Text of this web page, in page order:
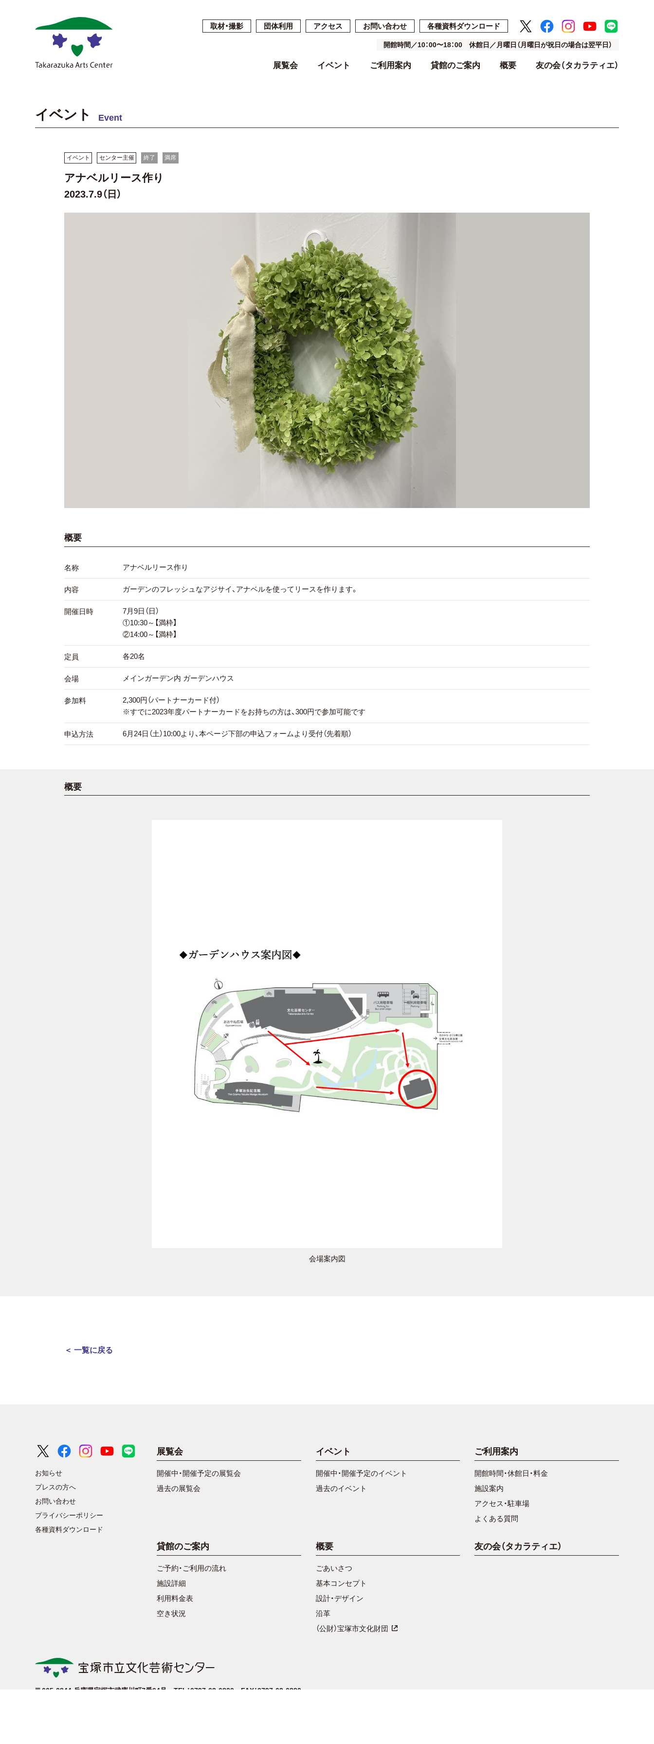
取材・撮影 団体利用 アクセス お問い合わせ 各種資料ダウンロード
開館時間／10：00〜18：00 休館日／月曜日（月曜日が祝日の場合は翌平日）
展覧会 イベント ご利用案内 貸館のご案内 概要 友の会（タカラティエ）
イベント Event
イベント センター主催 終了 満席
アナベルリース作り
2023.7.9（日）
概要
名称 アナベルリース作り
内容 ガーデンのフレッシュなアジサイ、アナベルを使ってリースを作ります。
開催日時
7月9日（日）
①10:30～【満枠】
②14:00～【満枠】
定員 各20名
会場 メインガーデン内 ガーデンハウス
参加料
2,300円（パートナーカード付）
※すでに2023年度パートナーカードをお持ちの方は、300円で参加可能です
申込方法 6月24日（土）10:00より、本ページ下部の申込フォームより受付（先着順）
概要
会場案内図
＜ 一覧に戻る
お知らせ
プレスの方へ
お問い合わせ
プライバシーポリシー
各種資料ダウンロード
展覧会
開催中・開催予定の展覧会
過去の展覧会
イベント
開催中・開催予定のイベント
過去のイベント
ご利用案内
開館時間・休館日・料金
施設案内
アクセス・駐車場
よくある質問
貸館のご案内
ご予約・ご利用の流れ
施設詳細
利用料金表
空き状況
概要
ごあいさつ
基本コンセプト
設計・デザイン
沿革
（公財）宝塚市文化財団
友の会（タカラティエ）
〒665-0844 兵庫県宝塚市武庫川町7番64号 TEL：0797-62-6800 FAX：0797-62-6880